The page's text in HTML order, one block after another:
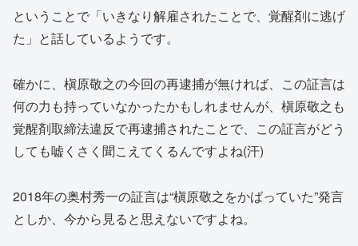
ということで「いきなり解雇されたことで、覚醒剤に逃げ
た」と話しているようです。
確かに、槇原敬之の今回の再逮捕が無ければ、この証言は
何の力も持っていなかったかもしれませんが、槇原敬之も
覚醒剤取締法違反で再逮捕されたことで、この証言がどう
しても嘘くさく聞こえてくるんですよね(汗)
2018年の奥村秀一の証言は“槇原敬之をかばっていた”発言
としか、今から見ると思えないですよね。